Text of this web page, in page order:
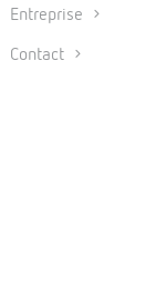
Entreprise
Contact